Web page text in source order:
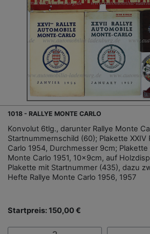
1018 - RALLYE MONTE CARLO
Konvolut 6tlg., darunter Rallye Monte
Startnummernschild (60); Plakette XXIV
Carlo 1954, Durchmesser 9cm; Plakette
Monte Carlo 1951, 10x9cm, auf
Plakette mit Startnummer (435), dazu
Hefte Rallye Monte Carlo 1956, 1957
Startpreis: 150,00 €